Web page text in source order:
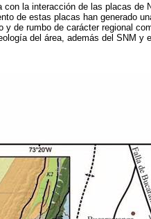
con la interacción de las placas de
de estas placas han generado
de rumbo de carácter regional
del área, además del SNM y